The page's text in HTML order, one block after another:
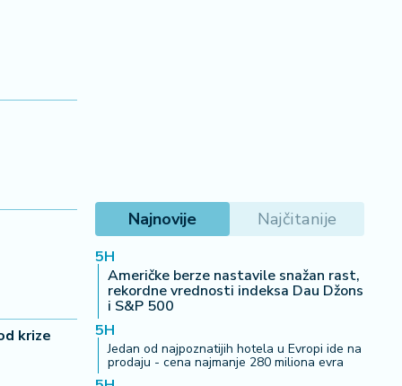
krize
Najnovije Najčitanije
5H
Američke berze nastavile snažan rast,
rekordne vrednosti indeksa Dau Džons
i S&P 500
5H
Jedan od najpoznatijih hotela u Evropi ide na
prodaju - cena najmanje 280 miliona evra